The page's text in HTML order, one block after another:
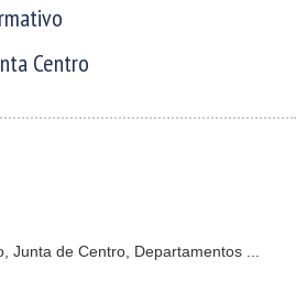
Centro
Junta de Centro, Departamentos ...